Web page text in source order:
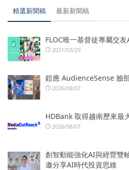
精選新聞稿 最新新聞稿
FLOC唯一基督徒專屬交
2021/03/29
鎧應 AudienceSense 臉
2026/08/07
HDBank 取得越南歷來最
2026/08/07
創智動能強化AI與經營雙
邀分享AI時代投資思維